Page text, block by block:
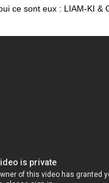
ce sont eux : LIAM-KI &